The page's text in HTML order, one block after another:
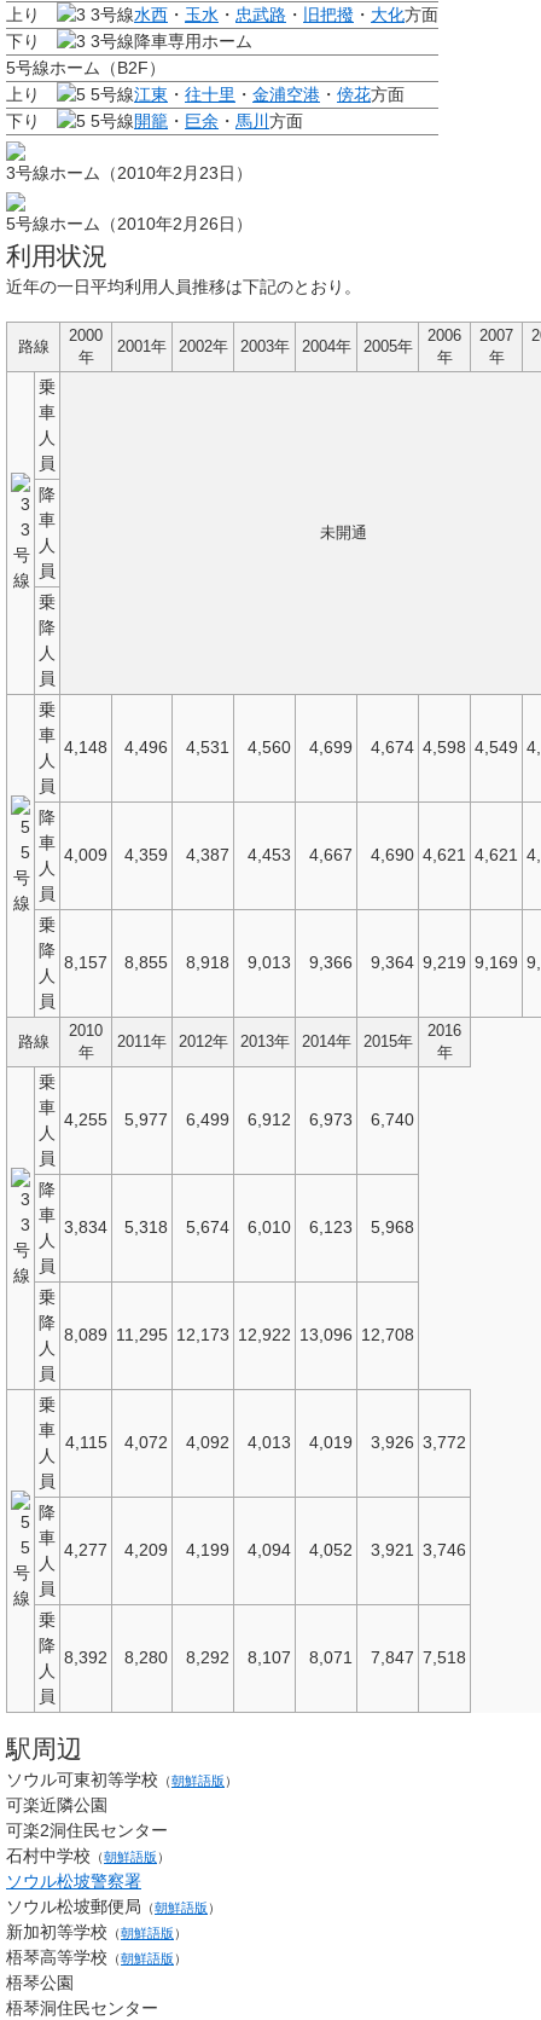
上り 3号線水西 ・ 玉水 ・ 忠武路 ・ 旧把撥 ・ 大化方面
下り
3号線降車専用ホーム
5号線ホーム（B2F）
上り
5号線江東 ・ 往十里 ・ 金浦空港 ・ 傍花方面
下り
5号線開籠 ・ 巨余 ・ 馬川 方面
3号線ホーム（2010年2月23日）
5号線ホーム（2010年2月26日）
利用状況
近年の一日平均利用人員推移は下記のとおり。
路線
2000
年
2001年 2002年 2003年 2004年 2005年
2006
年
2007
年
3
号
線
乗
車
人
員
未開通
降
車
人
員
乗
降
人
員
5
号
線
乗
車
人
員
4,148 4,496 4,531 4,560 4,699 4,674 4,598 4,549
降
車
人
員
4,009 4,359 4,387 4,453 4,667 4,690 4,621 4,621
乗
降
人
員
8,157 8,855 8,918 9,013 9,366 9,364 9,219 9,169
路線
2010
年
2011年 2012年 2013年 2014年 2015年
2016
年
3
号
線
乗
車
人
員
4,255 5,977 6,499 6,912 6,973 6,740
降
車
人
員
3,834 5,318 5,674 6,010 6,123 5,968
乗
降
人
員
8,089 11,295 12,173 12,922 13,096 12,708
5
号
線
乗
車
人
員
4,115 4,072 4,092 4,013 4,019 3,926 3,772
降
車
人
員
4,277 4,209 4,199 4,094 4,052 3,921 3,746
乗
降
人
員
8,392 8,280 8,292 8,107 8,071 7,847 7,518
駅周辺
ソウル可東初等学校 （朝鮮語版 ）
可楽近隣公園
可楽2洞住民センター
石村中学校 （朝鮮語版 ）
ソウル松坡警察署
ソウル松坡郵便局 （朝鮮語版 ）
新加初等学校 （朝鮮語版 ）
梧琴高等学校 （朝鮮語版 ）
梧琴公園
梧琴洞住民センター